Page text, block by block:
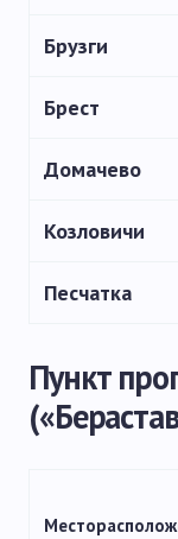
Брузги
Брест
Домачево
Козловичи
Песчатка
Пункт